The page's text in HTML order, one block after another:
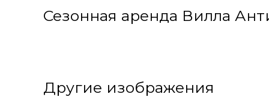
Сезонная аренда Вилла
Другие изображения